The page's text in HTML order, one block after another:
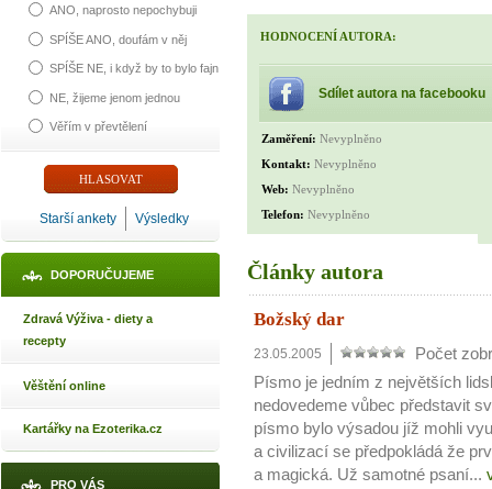
ANO, naprosto nepochybuji
SPÍŠE ANO, doufám v něj
SPÍŠE NE, i když by to bylo fajn
NE, žijeme jenom jednou
Věřím v převtělení
Starší ankety Výsledky
DOPORUČUJEME
Zdravá Výživa - diety a
recepty
Věštění online
Kartářky na Ezoterika.cz
PRO VÁS
HODNOCENÍ AUTORA:
Sdílet autora na facebooku
Zaměření: Nevyplněno
Kontakt: Nevyplněno
Web: Nevyplněno
Telefon: Nevyplněno
Články autora
Božský dar
23.05.2005
Počet
Písmo je jedním z největších
nedovedeme vůbec představit
písmo bylo výsadou jíž mohli
a civilizací se předpokládá že
a magická. Už samotné psaní...